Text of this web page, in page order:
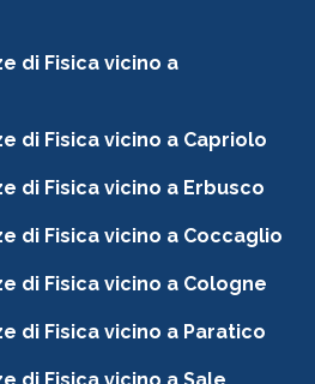
di Fisica vicino a
di Fisica vicino a Capriolo
di Fisica vicino a Erbusco
di Fisica vicino a Coccaglio
di Fisica vicino a Cologne
di Fisica vicino a Paratico